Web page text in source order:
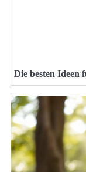
Die besten Ideen